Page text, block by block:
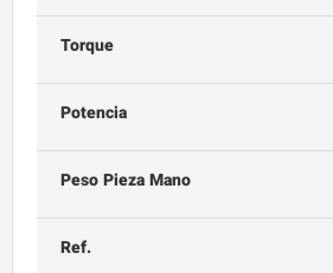
Torque
Potencia
Peso Pieza Mano
Ref.